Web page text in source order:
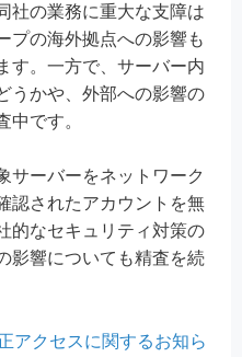
社の業務に重大な支障は
プの海外拠点への影響も
す。一方で、サーバー内
うかや、外部への影響の
中です。
サーバーをネットワーク
認されたアカウントを無
的なセキュリティ対策の
影響についても精査を続
アクセスに関するお知ら